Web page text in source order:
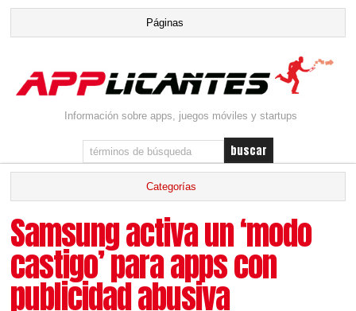
Información sobre apps, juegos móviles y startups
Samsung activa un ‘modo
castigo’ para apps con
publicidad abusiva